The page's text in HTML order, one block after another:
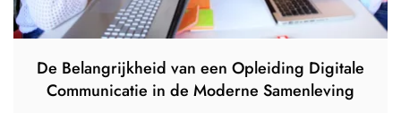
De Belangrijkheid van een Opleiding Digitale
Communicatie in de Moderne Samenleving